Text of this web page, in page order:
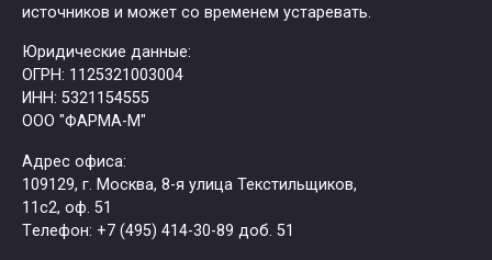
источников и может со временем устаревать.
Юридические данные:
ОГРН: 1125321003004
ИНН: 5321154555
ООО "ФАРМА-М"
Адрес офиса:
109129, г. Москва, ​8-я улица Текстильщиков,
11с2, оф. 51
Tелефон: +7 (495) 414-30-89 доб. 51